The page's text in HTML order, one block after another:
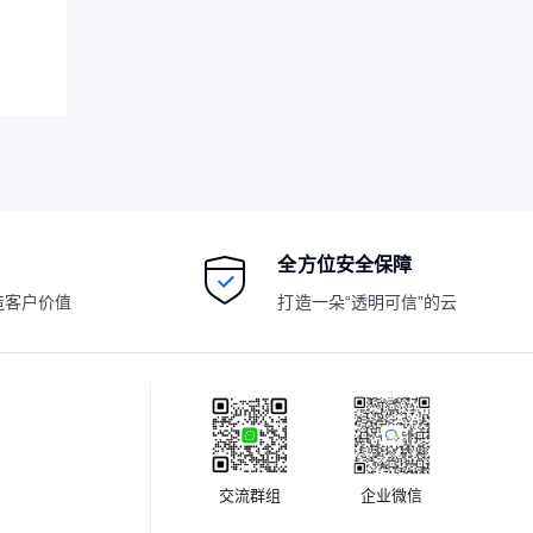
户价值
全方位安全保障
打造一朵“透明可信”的云
交流群组 企业微信